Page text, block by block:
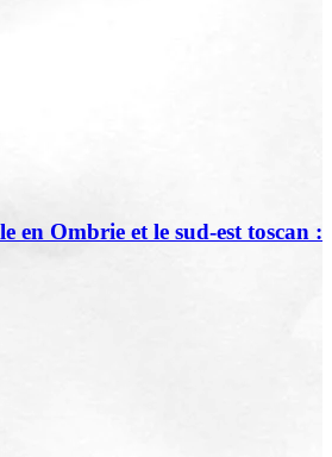
en Ombrie et le sud-est toscan :